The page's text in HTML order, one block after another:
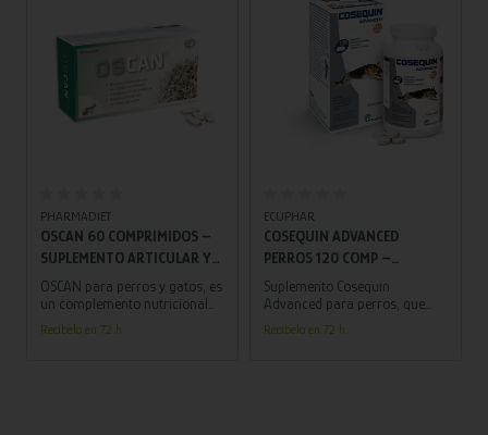
ECUPHAR
COSEQUIN ADVANCED
PERROS 120 COMP –
SUPLEMENTO PARA
FORTALECER
ARTICULACIONES Y MEJORAR
Suplemento Cosequin
Advanced para perros, que
fortalece las articulaciones y
mejora la movilidad,
Recíbelo en 72 h.
PHARMADIET
HYALORAL RAZAS GRANDES
120 COMP – SUPLEMENTO
PARA ARTICULACIONES DE
PERROS GRANDES CON
PROBLEMAS
Alimento complementario que
regenera y protege las
articulaciones, aliviando el
dolor y la inflamación en
Recíbelo en 72 h.